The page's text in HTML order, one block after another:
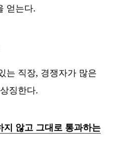
얻는다.
는 직장, 경쟁자가 많은
징한다.
지 않고 그대로 통과하는